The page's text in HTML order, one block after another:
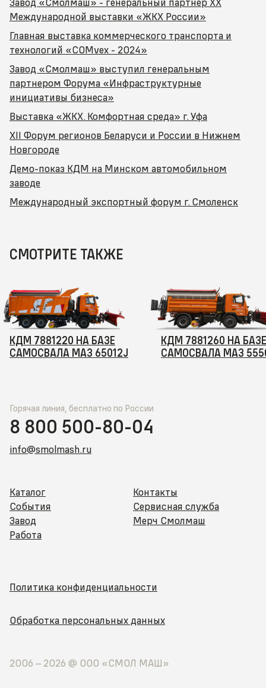
Международной выставки «ЖКХ России»
Главная выставка коммерческого транспорта и
технологий «COMvex - 2024»
Завод «Смолмаш» выступил генеральным
партнером Форума «Инфраструктурные
инициативы бизнеса»
Выставка «ЖКХ. Комфортная среда» г. Уфа
XII Форум регионов Беларуси и России в Нижнем
Новгороде
Демо-показ КДМ на Минском автомобильном
заводе
Международный экспортный форум г. Смоленск
СМОТРИТЕ ТАКЖЕ
КДМ 7881220 НА БАЗЕ
САМОСВАЛА МАЗ 65012J
КДМ 7881260 НА БАЗЕ
САМОСВАЛА МАЗ
Каталог
События
Завод
Работа
Контакты
Сервисная служба
Мерч Смолмаш
Горячая линия, бесплатно по России
8 800 500-80-04
info@smolmash.ru
Политика конфиденциальности
Обработка персональных данных
2006 – 2026 @ ООО «СМОЛ МАШ»